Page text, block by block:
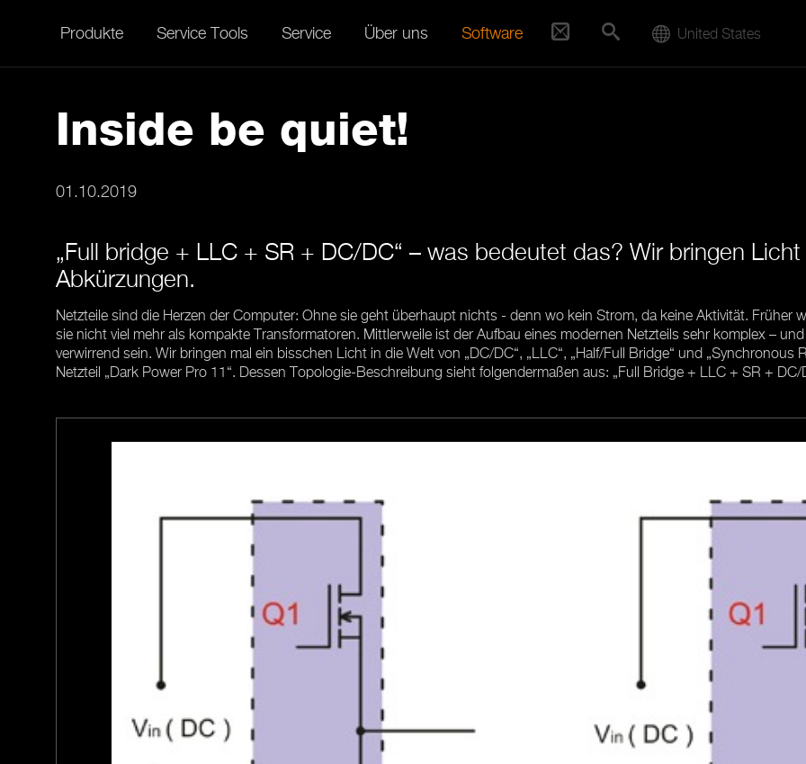
Produkte Service Tools Service Über uns Software United States
Inside be quiet!
01.10.2019
„Full bridge + LLC + SR + DC/DC“ – was bedeutet das? Wir bringen
Abkürzungen.
Netzteile sind die Herzen der Computer: Ohne sie geht überhaupt nichts - denn wo kein Strom, da keine Aktivität. Früher
sie nicht viel mehr als kompakte Transformatoren. Mittlerweile ist der Aufbau eines modernen Netzteils sehr komplex –
verwirrend sein. Wir bringen mal ein bisschen Licht in die Welt von „DC/DC“, „LLC“, „Half/Full Bridge“ und „Synchronous
Netzteil „Dark Power Pro 11“. Dessen Topologie-Beschreibung sieht folgendermaßen aus: „Full Bridge + LLC + SR +